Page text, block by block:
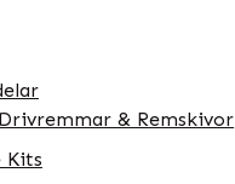
Drivremmar & Remskivor
Kits